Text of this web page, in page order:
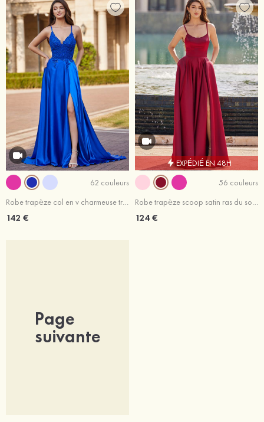
62 couleurs
Robe trapèze col en v charmeuse traîne balayage robe de bal
142 €
EXPÉDIÉ EN 48H
56 couleurs
Robe trapèze scoop satin ras du sol robe de bal
124 €
Page
suivante